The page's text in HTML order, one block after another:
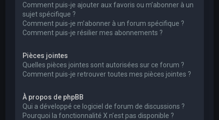
Comment puis-je ajouter aux favoris ou m’abonner à un
sujet spécifique ?
Comment puis-je m’abonner à un forum spécifique ?
Comment puis-je résilier mes abonnements ?
Pièces jointes
Quelles pièces jointes sont autorisées sur ce forum ?
Comment puis-je retrouver toutes mes pièces jointes ?
À propos de phpBB
Qui a développé ce logiciel de forum de discussions ?
Pourquoi la fonctionnalité X n’est pas disponible ?